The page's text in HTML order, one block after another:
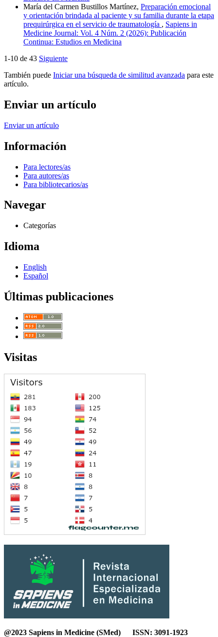
María del Carmen Bustillos Martínez, Preparación emocional
y orientación brindada al paciente y su familia durante la etapa
prequirúrgica en el servicio de traumatología , Sapiens in
Medicine Journal: Vol. 4 Núm. 2 (2026): Publicación
Continua: Estudios en Medicina
1-10 de 43 Siguiente
También puede Iniciar una búsqueda de similitud avanzada para este
artículo.
Enviar un artículo
Enviar un artículo
Información
Para lectores/as
Para autores/as
Para bibliotecarios/as
Navegar
Categorías
Idioma
English
Español
Últimas publicaciones
Visitas
@2023 Sapiens in Medicine (SMed) ISSN: 3091-1923